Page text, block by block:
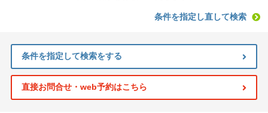
条件を指定し直して検索
条件を指定して検索をする
直接お問合せ・web予約はこちら